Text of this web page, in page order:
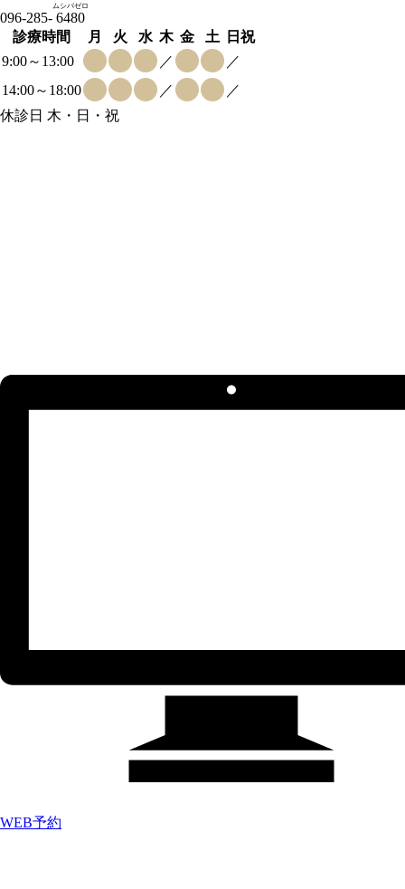
096-285- 6480
ムシバゼロ
診療時間 月 火 水 木 金 土
日祝
9:00～13:00
／
／
14:00～18:00
／
／
休診日 木・日・祝
WEB予約